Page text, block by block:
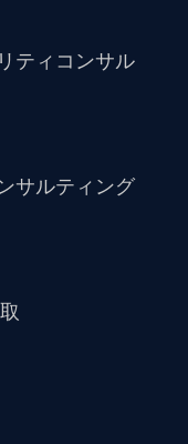
ティコンサル
サルティング